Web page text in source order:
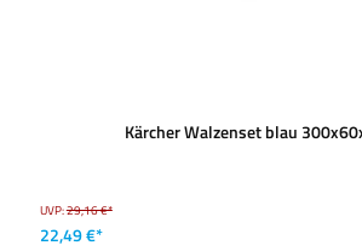
Kärcher Walzenset blau
UVP:29,16 €*
22,49 €*